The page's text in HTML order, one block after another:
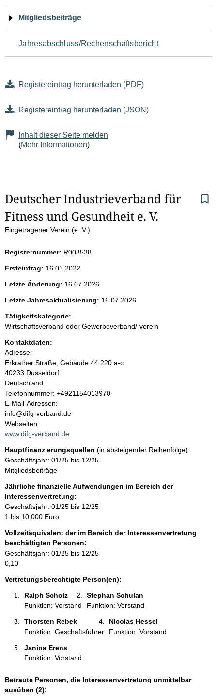
Mitgliedsbeiträge
Jahresabschluss/Rechenschaftsbericht
Registereintrag herunterladen (PDF)
Registereintrag herunterladen (JSON)
Inhalt dieser Seite melden
(Mehr Informationen)
S
e
t
e
n
i
n
h
a
l
t
Deutscher Industrieverband für
Fitness und Gesundheit e. V.
Eingetragener Verein (e. V.)
Registernummer: R003538
Ersteintrag: 16.03.2022
Letzte Änderung: 16.07.2026
Letzte Jahresaktualisierung: 16.07.2026
Tätigkeitskategorie:
Wirtschaftsverband oder Gewerbeverband/-verein
Kontaktdaten:
Adresse:
Erkrather Straße, Gebäude 44 220 a-c
40233 Düsseldorf
Deutschland
K
o
n
t
a
t
i
n
f
o
r
m
t
i
o
n
e
Telefonnummer: +4921154013970
E-Mail-Adressen:
info@difg-verband.de
Webseiten:
www.difg-verband.de
Hauptfinanzierungsquellen (in absteigender Reihenfolge):
Geschäftsjahr: 01/25 bis 12/25
Mitgliedsbeiträge
Jährliche finanzielle Aufwendungen im Bereich der
Interessenvertretung:
Geschäftsjahr: 01/25 bis 12/25
1 bis 10.000 Euro
Vollzeitäquivalent der im Bereich der Interessenvertretung
beschäftigten Personen:
Geschäftsjahr: 01/25 bis 12/25
0,10
Vertretungsberechtigte Person(en):
Ralph Scholz
Funktion: Vorstand
Stephan Schulan
Funktion: Vorstand
Thorsten Rebek
Funktion: Geschäftsführer
Nicolas Hessel
Funktion: Vorstand
Janina Erens
Funktion: Vorstand
Betraute Personen, die Interessenvertretung unmittelbar
ausüben (2):